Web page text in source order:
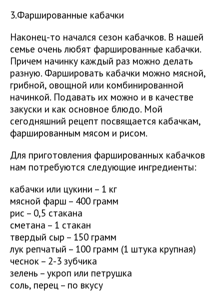
3.Фаршированные кабачки
Наконец-то начался сезон кабачков. В нашей
семье очень любят фаршированные кабачки.
Причем начинку каждый раз можно делать
разную. Фаршировать кабачки можно мясной,
грибной, овощной или комбинированной
начинкой. Подавать их можно и в качестве
закуски и как основное блюдо. Мой
сегодняшний рецепт посвящается кабачкам,
фаршированным мясом и рисом.
Для приготовления фаршированных кабачков
нам потребуются следующие ингредиенты:
кабачки или цукини – 1 кг
мясной фарш – 400 грамм
рис – 0,5 стакана
сметана – 1 стакан
твердый сыр – 150 грамм
лук репчатый – 100 грамм (1 штука крупная)
чеснок – 2-3 зубчика
зелень – укроп или петрушка
соль, перец – по вкусу